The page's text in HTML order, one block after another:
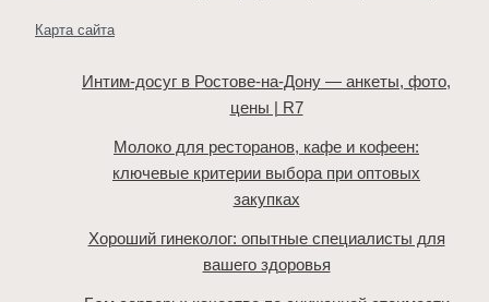
Карта сайта
Интим-досуг в Ростове-на-Дону — анкеты, фото,
цены | R7
Молоко для ресторанов, кафе и кофеен:
ключевые критерии выбора при оптовых
закупках
Хороший гинеколог: опытные специалисты для
вашего здоровья